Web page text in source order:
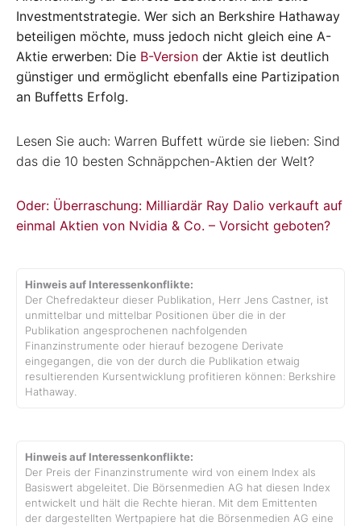
Investmentstrategie. Wer sich an Berkshire Hathaway
beteiligen möchte, muss jedoch nicht gleich eine A-
Aktie erwerben: Die B-Version der Aktie ist deutlich
günstiger und ermöglicht ebenfalls eine Partizipation
an Buffetts Erfolg.
Lesen Sie auch: Warren Buffett würde sie lieben: Sind
das die 10 besten Schnäppchen-Aktien der Welt?
Oder: Überraschung: Milliardär Ray Dalio verkauft auf
einmal Aktien von Nvidia & Co. – Vorsicht geboten?
Hinweis auf Interessenkonflikte:
Der Chefredakteur dieser Publikation, Herr Jens Castner, ist
unmittelbar und mittelbar Positionen über die in der
Publikation angesprochenen nachfolgenden
Finanzinstrumente oder hierauf bezogene Derivate
eingegangen, die von der durch die Publikation etwaig
resultierenden Kursentwicklung profitieren können: Berkshire
Hathaway.
Hinweis auf Interessenkonflikte:
Der Preis der Finanzinstrumente wird von einem Index als
Basiswert abgeleitet. Die Börsenmedien AG hat diesen Index
entwickelt und hält die Rechte hieran. Mit dem Emittenten
der dargestellten Wertpapiere hat die Börsenmedien AG eine